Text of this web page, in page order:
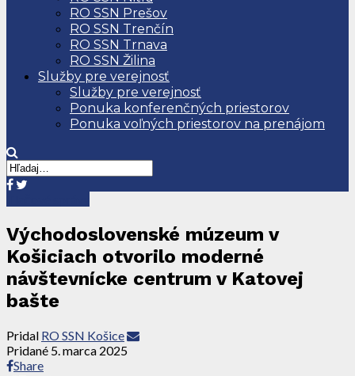
RO SSN Prešov
RO SSN Trenčín
RO SSN Trnava
RO SSN Žilina
Služby pre verejnosť
Služby pre verejnosť
Ponuka konferenčných priestorov
Ponuka voľných priestorov na prenájom
Východoslovenské múzeum v
Košiciach otvorilo moderné
návštevnícke centrum v Katovej
bašte
Pridal RO SSN Košice
Pridané 5. marca 2025
Share